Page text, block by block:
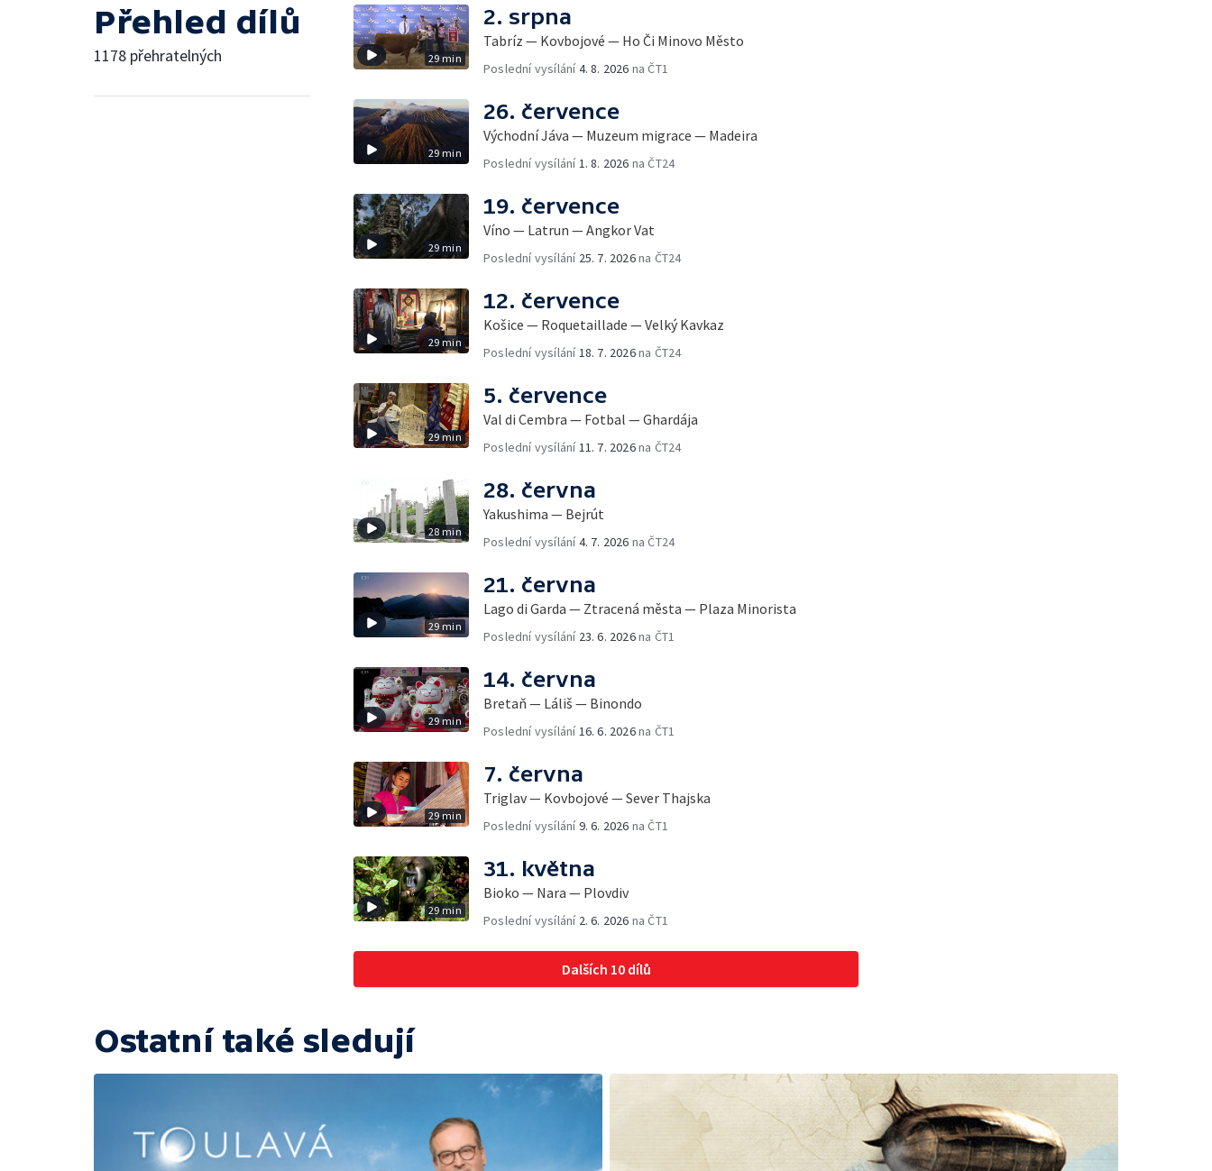
Přehled dílů
1178 přehratelných 29 min
2. srpna
Tabríz — Kovbojové — Ho Či Minovo Město
Poslední vysílání4. 8. 2026 na ČT1
29 min
26. července
Východní Jáva — Muzeum migrace — Madeira
Poslední vysílání1. 8. 2026 na ČT24
29 min
19. července
Víno — Latrun — Angkor Vat
Poslední vysílání 25. 7. 2026na ČT24
29 min
12. července
Košice — Roquetaillade — Velký Kavkaz
Poslední vysílání18. 7. 2026na ČT24
29 min
5. července
Val di Cembra — Fotbal — Ghardája
Poslední vysílání11. 7. 2026na ČT24
28 min
28. června
Yakushima — Bejrút
Poslední vysílání4. 7. 2026 na ČT24
29 min
21. června
Lago di Garda — Ztracená města — Plaza Minorista
Poslední vysílání 23. 6. 2026na ČT1
29 min
14. června
Bretaň — Láliš — Binondo
Poslední vysílání16. 6. 2026na ČT1
29 min
7. června
Triglav — Kovbojové — Sever Thajska
Poslední vysílání9. 6. 2026 na ČT1
29 min
31. května
Bioko — Nara — Plovdiv
Poslední vysílání 2. 6. 2026 na ČT1
Dalších 10 dílů
Ostatní také sledují